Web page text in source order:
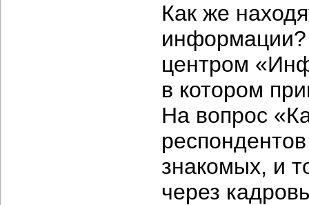
Как же
информации?
центром
в котором
На вопрос
знакомых, и
через